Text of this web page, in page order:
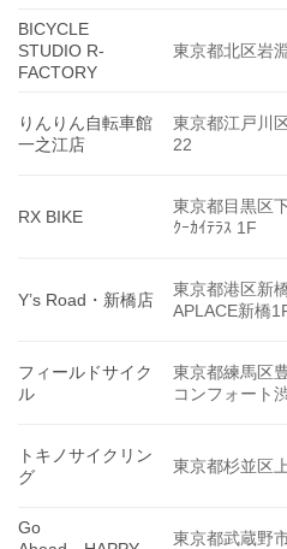
BICYCLE
STUDIO R-
FACTORY
東京都北区岩
りんりん自転車館
一之江店
東京都江戸川
22
RX BIKE
東京都目黒区
ｸｰｶｲﾃﾗｽ 1F
Y’s Road・新橋店
東京都港区新
APLACE新橋
フィールドサイク
ル
東京都練馬区
コンフォート
トキノサイクリン
グ
東京都杉並区
Go
東京都武蔵野